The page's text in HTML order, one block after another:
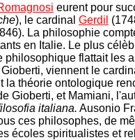
eurent pour
), le cardinal Gerdil
La philosophie
en Italie. Le plus
philosophique flattait les
viennent le
la théorie ontologique
Gioberti, et Mamiani,
italiana. Ausonio
ces philosophes, de
écoles spiritualistes et